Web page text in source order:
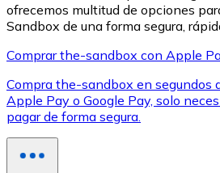
XRP
XRP
ofrecemos multitud de opciones
Sandbox de una forma segura,
Comprar the-sandbox con Apple
Compra the-sandbox en segundos
Apple Pay o Google Pay, solo
pagar de forma segura.